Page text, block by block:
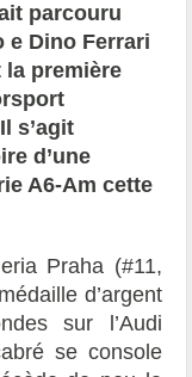
parcouru
e Dino Ferrari
la première
s’agit
d’une
A6-Am cette
Praha (#11,
d’argent
sur l’Audi
se console